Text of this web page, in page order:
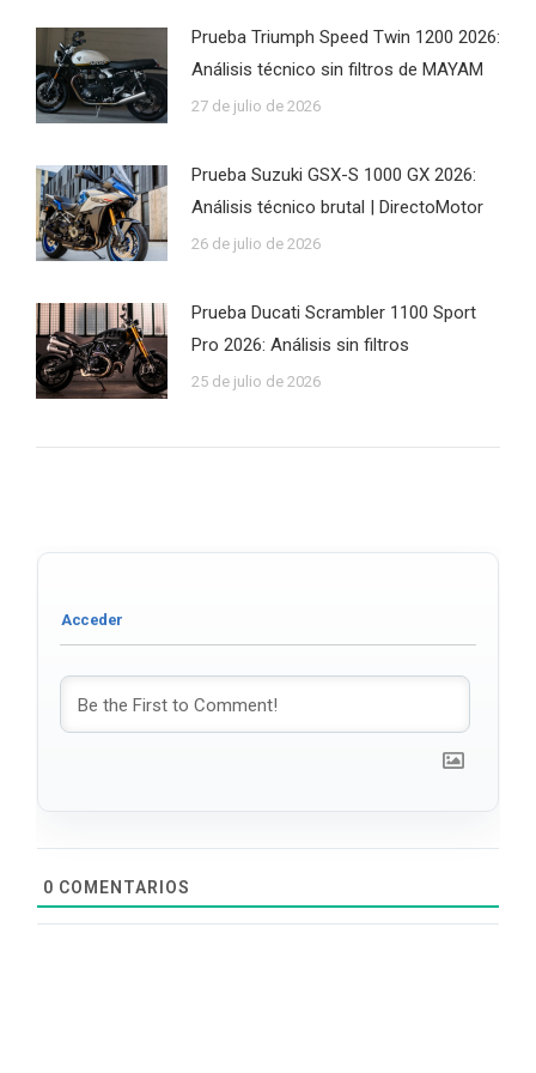
Prueba Triumph Speed Twin 1200 2026:
Análisis técnico sin filtros de MAYAM
27 de julio de 2026
Prueba Suzuki GSX-S 1000 GX 2026:
Análisis técnico brutal | DirectoMotor
26 de julio de 2026
Prueba Ducati Scrambler 1100 Sport
Pro 2026: Análisis sin filtros
25 de julio de 2026
0 COMENTARIOS